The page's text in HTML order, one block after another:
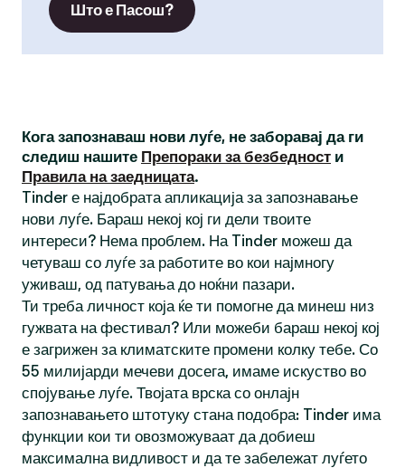
Што е Пасош?
Кога запознаваш нови луѓе, не заборавај да ги
следиш нашите Препораки за безбедност и
Правила на заедницата.
Tinder е најдобрата апликација за запознавање
нови луѓе. Бараш некој кој ги дели твоите
интереси? Нема проблем. На Tinder можеш да
четуваш со луѓе за работите во кои најмногу
уживаш, од патувања до ноќни пазари.
Ти треба личност која ќе ти помогне да минеш низ
гужвата на фестивал? Или можеби бараш некој кој
е загрижен за климатските промени колку тебе. Со
55 милијарди мечеви досега, имаме искуство во
спојување луѓе. Твојата врска со онлајн
запознавањето штотуку стана подобра: Tinder има
функции кои ти овозможуваат да добиеш
максимална видливост и да те забележат луѓето